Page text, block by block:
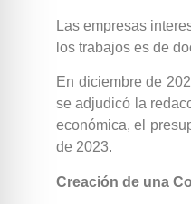
Las empresas
los trabajos es de
En diciembre de
se adjudicó la
económica, el
de 2023.
Creación de una